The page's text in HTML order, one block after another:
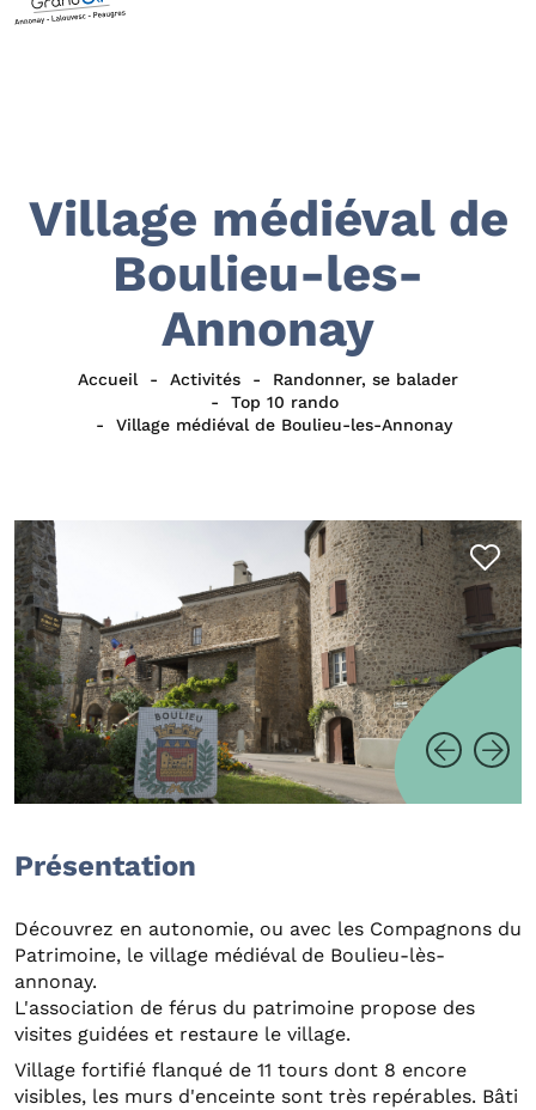
Village médiéval de
Boulieu-les-
Annonay
Accueil Activités
Randonner, se balader
Top 10 rando
Village médiéval de Boulieu-les-Annonay
Présentation
Découvrez en autonomie, ou avec les Compagnons du
Patrimoine, le village médiéval de Boulieu-lès-
annonay.
L'association de férus du patrimoine propose des
visites guidées et restaure le village.
Village fortifié flanqué de 11 tours dont 8 encore
visibles, les murs d'enceinte sont très repérables. Bâti